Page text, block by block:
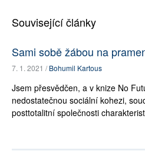
Související články
Sami sobě žábou na
7. 1. 2021 /Bohumil Kartous
Jsem přesvědčen, a v knize No
nedostatečnou sociální kohezi,
posttotalitní společnosti